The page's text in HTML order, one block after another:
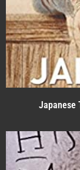
Japanese